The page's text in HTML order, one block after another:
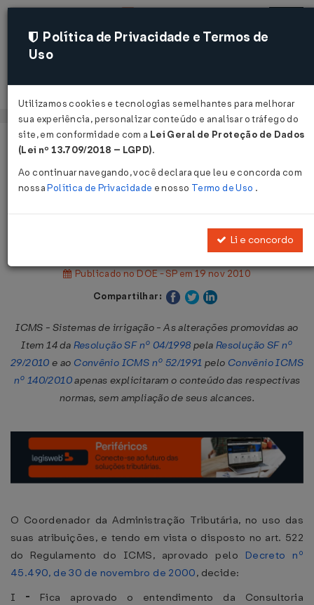
Acessar
Página Inicial Legislações
Decisão Normativa CAT nº 7 de
Publicado no DOE - SP em 19 nov 2010
Compartilhar:
ICMS - Sistemas de irrigação - As alterações promovidas ao
Item 14 da Resolução SF nº 04/1998 pela Resolução SF nº
29/2010 e ao Convênio ICMS nº 52/1991 pelo Convênio ICMS
nº 140/2010apenas explicitaram o conteúdo das respectivas
normas, sem ampliação de seus alcances.
O Coordenador da Administração Tributária, no uso das
suas atribuições, e tendo em vista o disposto no art. 522
do Regulamento do ICMS, aprovado pelo Decreto nº
45.490, de 30 de novembro de 2000, decide:
I - Fica aprovado o entendimento da Consultoria
Política de Privacidade e Termos de
Uso
Utilizamos cookies e tecnologias semelhantes para melhorar
sua experiência, personalizar conteúdo e analisar o tráfego do
site, em conformidade com a Lei Geral de Proteção de Dados
(Lei nº 13.709/2018 – LGPD).
Ao continuar navegando, você declara que leu e concorda com
nossaPolítica de Privacidade e nosso Termo de Uso .
Li e concordo